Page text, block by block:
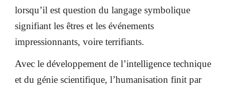
lorsqu’il est question du langage symbolique
signifiant les êtres et les événements
impressionnants, voire terrifiants.
Avec le développement de l’intelligence technique
et du génie scientifique, l’humanisation finit par